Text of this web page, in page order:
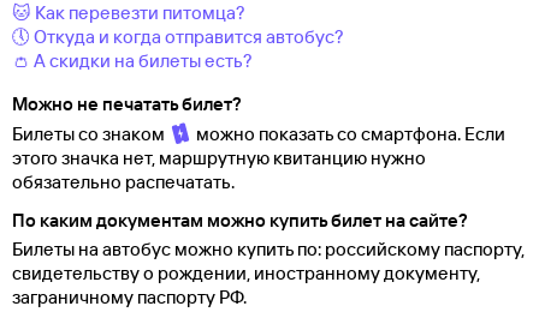
🐱 Как перевезти питомца?
🕔 Откуда и когда отправится автобус?
👛 А скидки на билеты есть?
Можно не печатать билет?
Билеты со знаком
можно показать со смартфона. Если
этого значка нет, маршрутную квитанцию нужно
обязательно распечатать.
По каким документам можно купить билет на сайте?
Билеты на автобус можно купить по: российскому паспорту,
свидетельству о рождении, иностранному документу,
заграничному паспорту РФ.